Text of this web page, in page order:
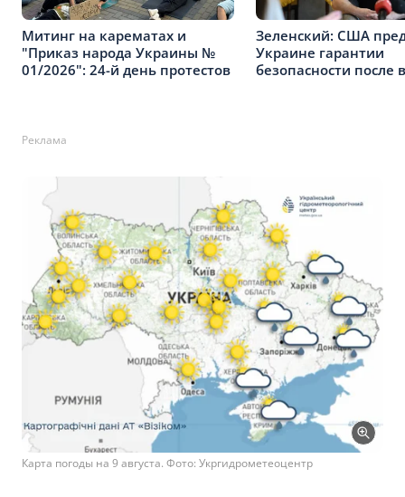
Митинг на карематах и
"Приказ народа Украины №
01/2026": 24-й день протестов
Зеленский: США
Украине гарантии
безопасности после
Реклама
Карта погоды на 9 августа. Фото: Укргидрометеоцентр